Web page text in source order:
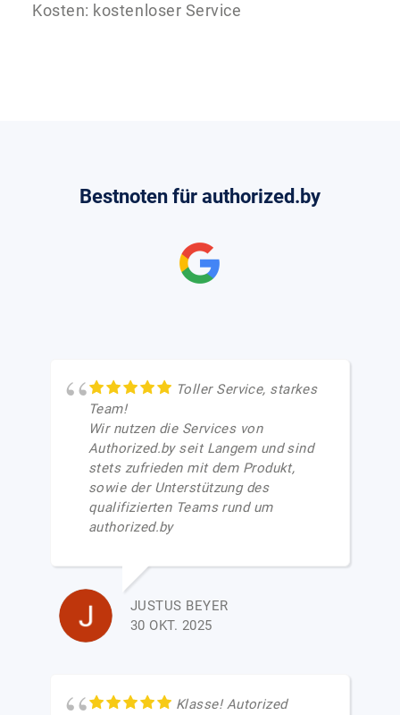
Kosten: kostenloser Service
Bestnoten für authorized.by
Toller Service, starkes
Team!
Wir nutzen die Services von
Authorized.by seit Langem und sind
stets zufrieden mit dem Produkt,
sowie der Unterstützung des
qualifizierten Teams rund um
authorized.by
JUSTUS BEYER
30 OKT. 2025
Klasse! Autorized